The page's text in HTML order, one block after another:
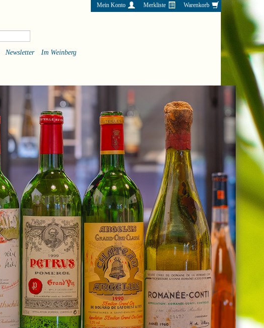
Mein Konto Merkliste Warenkorb
Newsletter Im Weinberg